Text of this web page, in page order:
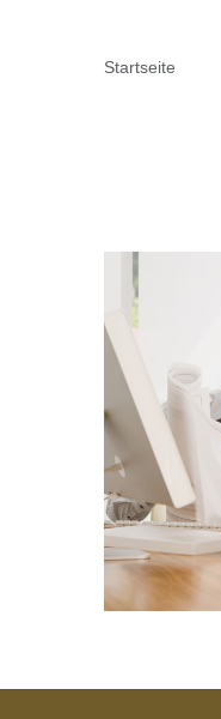
Startseite